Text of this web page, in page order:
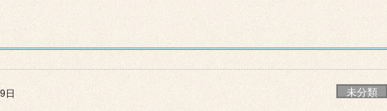
日 未分類